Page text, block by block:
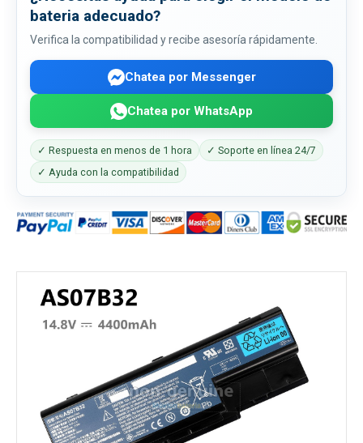
bateria adecuado?
Verifica la compatibilidad y recibe asesoría rápidamente.
Chatea por Messenger
Chatea por WhatsApp
✓ Respuesta en menos de 1 hora
✓ Soporte en línea 24/7
✓ Ayuda con la compatibilidad